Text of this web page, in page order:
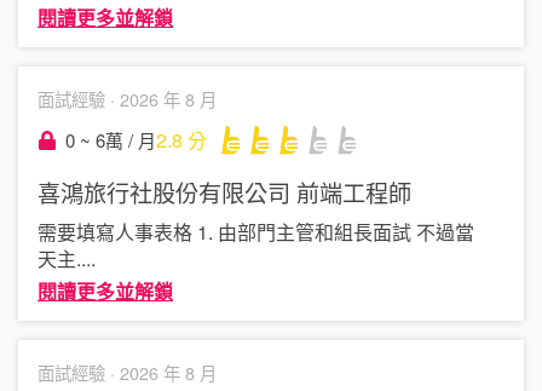
閱讀更多並解鎖
面試經驗 · 2026 年 8 月
0 ~ 6萬 / 月2.8 分
喜鴻旅行社股份有限公司 前端工程師
需要填寫人事表格 1. 由部門主管和組長面試 不過當
天主....
閱讀更多並解鎖
面試經驗 · 2026 年 8 月